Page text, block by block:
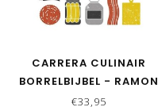
CARRERA CULINAIR
BORRELBIJBEL - RAMON
BRUGMAN
€33,95